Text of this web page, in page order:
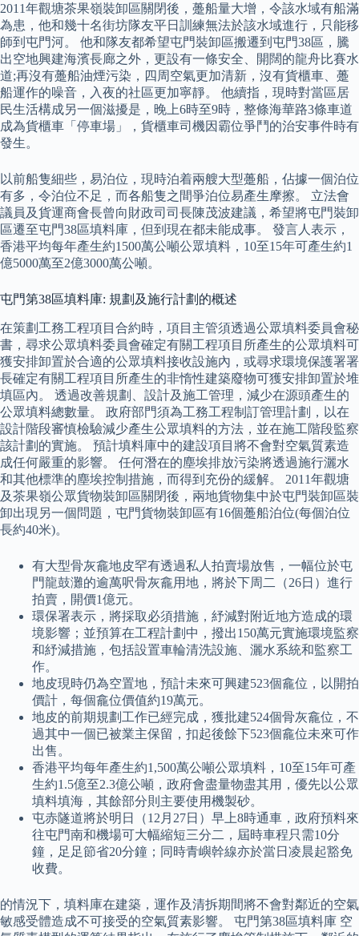
2011年觀塘茶果嶺裝卸區關閉後，躉船量大增，令該水域有船滿
為患，他和幾十名街坊隊友平日訓練無法於該水域進行，只能移
師到屯門河。 他和隊友都希望屯門裝卸區搬遷到屯門38區，騰
出空地興建海濱長廊之外，更設有一條安全、開闊的龍舟比賽水
道;再沒有躉船油煙污染，四周空氣更加清新，沒有貨櫃車、躉
船運作的噪音，入夜的社區更加寧靜。 他續指，現時對當區居
民生活構成另一個滋擾是，晚上6時至9時，整條海華路3條車道
成為貨櫃車「停車場」，貨櫃車司機因霸位爭鬥的治安事件時有
發生。
以前船隻細些，易泊位，現時泊着兩艘大型躉船，佔據一個泊位
有多，令泊位不足，而各船隻之間爭泊位易產生摩擦。 立法會
議員及貨運商會長曾向財政司司長陳茂波建議，希望將屯門裝卸
區遷至屯門38區填料庫，但到現在都未能成事。 發言人表示，
香港平均每年產生約1500萬公噸公眾填料，10至15年可產生約1
億5000萬至2億3000萬公噸。
屯門第38區填料庫: 規劃及施行計劃的概述
在策劃工務工程項目合約時，項目主管須透過公眾填料委員會秘
書，尋求公眾填料委員會確定有關工程項目所產生的公眾填料可
獲安排卸置於合適的公眾填料接收設施內，或尋求環境保護署署
長確定有關工程項目所產生的非惰性建築廢物可獲安排卸置於堆
填區內。 透過改善規劃、設計及施工管理，減少在源頭產生的
公眾填料總數量。 政府部門須為工務工程制訂管理計劃，以在
設計階段審慎檢驗減少產生公眾填料的方法，並在施工階段監察
該計劃的實施。 預計填料庫中的建設項目將不會對空氣質素造
成任何嚴重的影響。 任何潛在的塵埃排放污染將透過施行灑水
和其他標準的塵埃控制措施，而得到充份的緩解。 2011年觀塘
及茶果嶺公眾貨物裝卸區關閉後，兩地貨物集中於屯門裝卸區裝
卸出現另一個問題，屯門貨物裝卸區有16個躉船泊位(每個泊位
長約40米)。
有大型骨灰龕地皮罕有透過私人拍賣場放售，一幅位於屯
門龍鼓灘的逾萬呎骨灰龕用地，將於下周二（26日）進行
拍賣，開價1億元。
環保署表示，將採取必須措施，紓減對附近地方造成的環
境影響；並預算在工程計劃中，撥出150萬元實施環境監察
和紓減措施，包括設置車輪清洗設施、灑水系統和監察工
作。
地皮現時仍為空置地，預計未來可興建523個龕位，以開拍
價計，每個龕位價值約19萬元。
地皮的前期規劃工作已經完成，獲批建524個骨灰龕位，不
過其中一個已被業主保留，扣起後餘下523個龕位未來可作
出售。
香港平均每年產生約1,500萬公噸公眾填料，10至15年可產
生約1.5億至2.3億公噸，政府會盡量物盡其用，優先以公眾
填料填海，其餘部分則主要使用機製砂。
屯赤隧道將於明日（12月27日）早上8時通車，政府預料來
往屯門南和機場可大幅縮短三分二，屆時車程只需10分
鐘，足足節省20分鐘；同時青嶼幹線亦於當日凌晨起豁免
收費。
的情況下，填料庫在建築，運作及清拆期間將不會對鄰近的空氣
敏感受體造成不可接受的空氣質素影響。 屯門第38區填料庫 空